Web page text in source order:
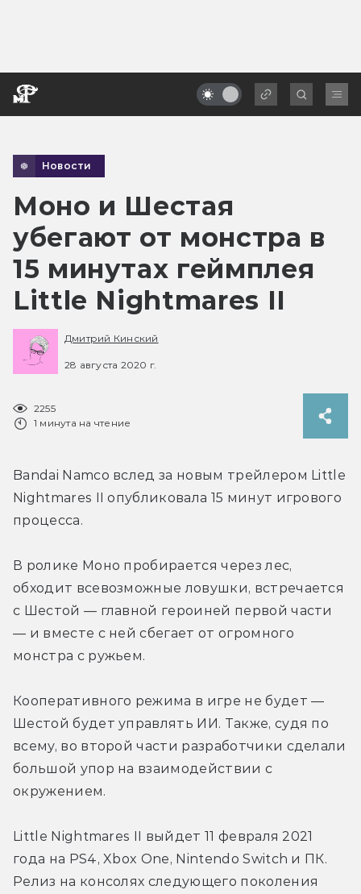
Новости
Моно и Шестая
убегают от монстра в
15 минутах геймплея
Little Nightmares II
Дмитрий Кинский
28 августа 2020 г.
2255
1 минута на чтение
Bandai Namco вслед за новым трейлером Little
Nightmares II опубликовала 15 минут игрового
процесса.
В ролике Моно пробирается через лес,
обходит всевозможные ловушки, встречается
с Шестой — главной героиней первой части
— и вместе с ней сбегает от огромного
монстра с ружьем.
Кооперативного режима в игре не будет —
Шестой будет управлять ИИ. Также, судя по
всему, во второй части разработчики сделали
большой упор на взаимодействии с
окружением.
Little Nightmares II выйдет 11 февраля 2021
года на PS4, Xbox One, Nintendo Switch и ПК.
Релиз на консолях следующего поколения